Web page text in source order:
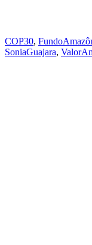
COP30,
SoniaGuajara,